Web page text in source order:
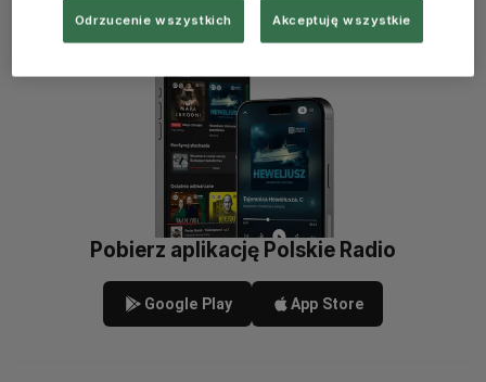
Pobierz aplikację Polskie Radio
Google Play App Store
Odrzucenie wszystkich Akceptuję wszystkie